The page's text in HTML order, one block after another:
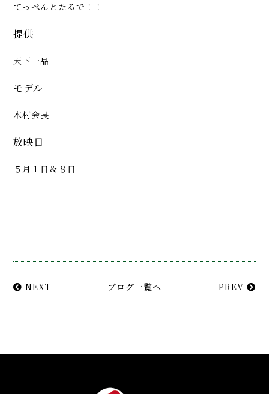
てっぺんとたるで！！
提供
天下一品
モデル
木村会長
放映日
５月１日＆８日
NEXT ブログ一覧へ PREV